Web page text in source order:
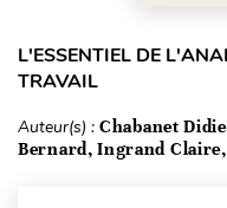
L'ESSENTIEL DE
TRAVAIL
Auteur(s) : Chabanet
Bernard, Ingrand